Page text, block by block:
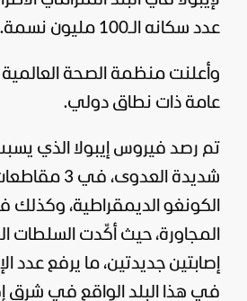
عدد سكانه الـ100 مليون نسمة.
وأعلنت منظمة الصحة
عامة ذات نطاق دولي.
تم رصد فيروس إيبولا الذي
شديدة
الكونغو الديمقراطية، وكذلك
المجاورة، حيث أكّدت السلطات
إصابتين جديدتين، ما يرفع عدد
في هذا البلد الواقع في شرق